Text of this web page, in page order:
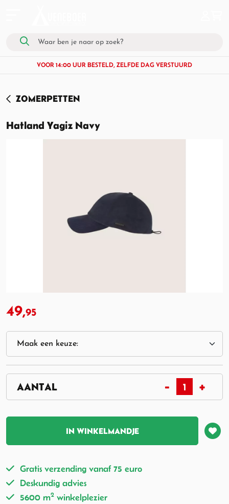
VOOR 14:00 UUR BESTELD, ZELFDE DAG VERSTUURD
ZOMERPETTEN
Hatland Yagiz Navy
49,95
IN WINKELMANDJE
Gratis verzending vanaf 75 euro
Deskundig advies
5600 m2 winkelplezier